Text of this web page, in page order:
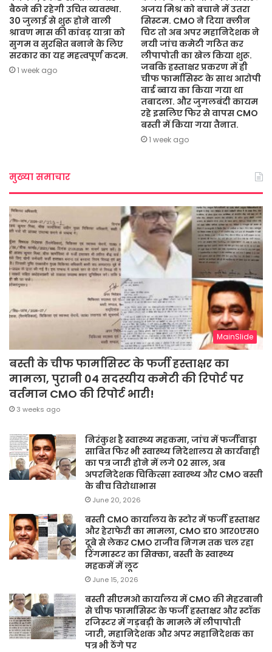
बैठने की रहेगी उचित व्यवस्था.
30 जुलाई से शुरू होने वाली
श्रावण मास की कांवड़ यात्रा को
सुगम व सुरक्षित बनाने के लिए
सरकार का यह महत्वपूर्ण कदम.
1 week ago
अजय मिश्र को बचाने में उतरा
सिस्टम. CMO ने दिया क्लीन
चिट तो अब अपर महानिदेशक ने
नयी जांच कमेटी गठित कर
लीपापोती का खेल किया शुरू.
जबकि हस्ताक्षर प्रकरण में ही
चीफ फार्मासिस्ट के साथ आरोपी
वार्ड ब्वाय का किया गया था
तबादला. और जुगलबंदी कायम
रहे इसलिए फिर से वापस CMO
बस्ती में किया गया तैनात.
1 week ago
मुख्या समाचार
MainSlide
बस्ती के चीफ फार्मासिस्ट के फर्जी हस्ताक्षर का
मामला, पुरानी 04 सदस्यीय कमेटी की रिपोर्ट पर
वर्तमान CMO की रिपोर्ट भारी!
3 weeks ago
निरंकुश है स्वास्थ्य महकमा, जांच में फर्जीवाड़ा
साबित फिर भी स्वास्थ्य निदेशालय से कार्यवाही
का पत्र जारी होने में लगे 02 साल, अब
अपरनिदेशक चिकित्सा स्वास्थ्य और CMO बस्ती
के बीच विरोधाभास
June 20, 2026
बस्ती CMO कार्यालय के स्टोर में फर्जी हस्ताक्षर
और हेराफेरी का मामला, CMO डा० आर०एस०
दूबे से लेकर CMO राजीव निगम तक चल रहा
रिंगमास्टर का सिक्का, बस्ती के स्वास्थ्य
महकमें में लूट
June 15, 2026
बस्ती सीएमओ कार्यालय में CMO की मेहरबानी
से चीफ फार्मासिस्ट के फर्जी हस्ताक्षर और स्टॉक
रजिस्टर में गड़बड़ी के मामले में लीपापोती
जारी, महानिदेशक और अपर महानिदेशक का
पत्र भी ठेंगे पर